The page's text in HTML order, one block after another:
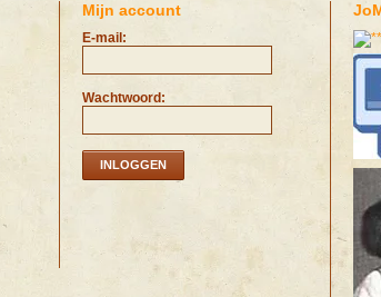
Mijn account
E-mail:
Wachtwoord:
INLOGGEN